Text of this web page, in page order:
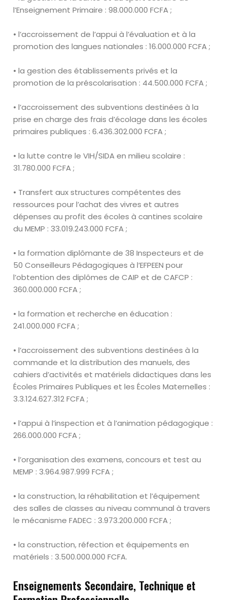
l’Enseignement Primaire : 98.000.000 FCFA ;
• l’accroissement de l’appui à l’évaluation et à la
promotion des langues nationales :16.000.000 FCFA ;
• la gestion des établissements privés et la
promotion de la préscolarisation : 44.500.000 FCFA ;
• l’accroissement des subventions destinées à la
prise en charge des frais d’écolage dans les écoles
primaires publiques :6.436.302.000 FCFA;
• la lutte contre le VIH/SIDA en milieu scolaire :
31.780.000 FCFA;
• Transfert aux structures compétentes des
ressources pour l’achat des vivres et autres
dépenses au profit des écoles à cantines scolaire
du MEMP : 33.019.243.000 FCFA ;
• la formation diplômante de 38 Inspecteurs et de
50 Conseilleurs Pédagogiques à l’EFPEEN pour
l’obtention des diplômes de CAIP et de CAFCP :
360.000.000 FCFA ;
• la formation et recherche en éducation :
241.000.000 FCFA ;
• l’accroissement des subventions destinées à la
commande et la distribution des manuels, des
cahiers d’activités et matériels didactiques dans les
Écoles Primaires Publiques et lesÉcoles Maternelles :
3.3.124.627.312 FCFA ;
• l’appui à l’inspection et à l’animation pédagogique :
266.000.000 FCFA ;
• l’organisation des examens, concours et test au
MEMP : 3.964.987.999 FCFA ;
• la construction, la réhabilitation et l’équipement
des salles de classes au niveau communal à travers
le mécanisme FADEC : 3.973.200.000 FCFA ;
• la construction, réfection et équipements en
matériels : 3.500.000.000 FCFA.
Enseignements Secondaire, Technique et